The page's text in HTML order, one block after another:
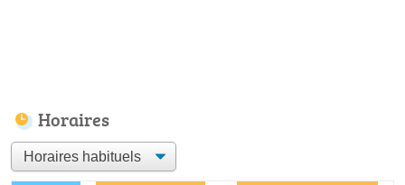
Horaires